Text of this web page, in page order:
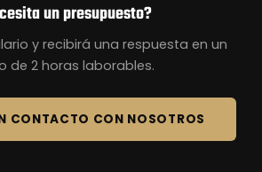
un presupuesto?
y recibirá una respuesta en un
de 2 horas laborables.
CONTACTO CON NOSOTROS